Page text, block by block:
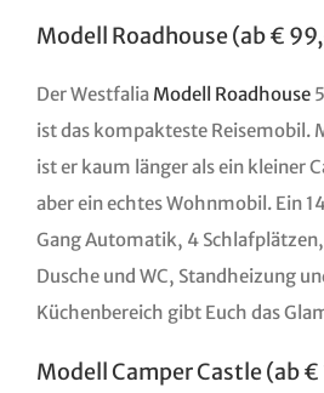
Modell Roadhouse (ab €
Der Westfalia Modell Roadhouse
ist das kompakteste Reisemobil.
ist er kaum länger als ein kleiner
aber ein echtes Wohnmobil. Ein
Gang Automatik, 4
Dusche und WC, Standheizung
Küchenbereich gibt Euch das
Modell Camper Castle (ab